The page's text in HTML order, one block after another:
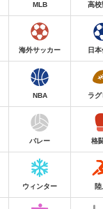
MLB 高校
海外サッカー 日
NBA ラ
バレー 格
ウィンター 陸